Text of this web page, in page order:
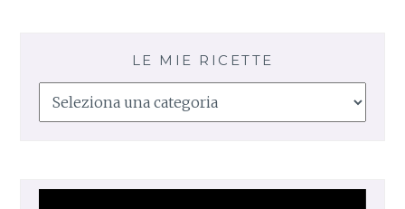
LE MIE RICETTE
mie